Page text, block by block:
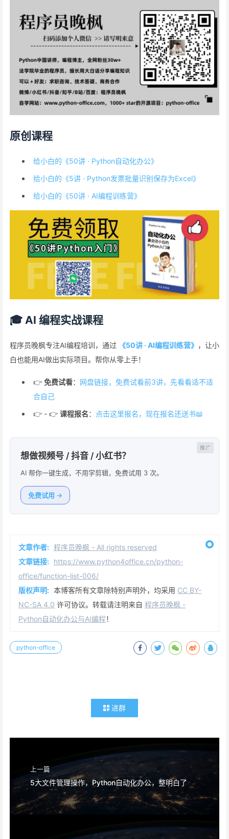
原创课程
给小白的《50讲 · Python自动化办公》
给小白的《5讲 · Python发票批量识别保存为Excel》
给小白的《50讲 · AI编程训练营》
🎓 AI 编程实战课程
程序员晚枫专注AI编程培训，通过 《50讲 · AI编程训练营》 ，让小
白也能用AI做出实际项目。帮你从零上手！
👉 免费试看： 网盘链接，免费试看前3讲，先看看适不适
合自己
👉 - 👉 课程报名： 点击这里报名，现在报名还送书📖
想做视频号 / 抖音 / 小红书？
AI 帮你一键生成，不用学剪辑，免费试用 3 次。
免费试用 →
文章作者: 程序员晚枫 - All rights reserved
文章链接: https://www.python4office.cn/python-
office/function-list-006/
版权声明: 本博客所有文章除特别声明外，均采用 CC BY-
NC-SA 4.0 许可协议。转载请注明来自 程序员晚枫 -
Python自动化办公与AI编程！
python-office
进群
上一篇
5大文件管理操作，Python自动化办公，整明白了